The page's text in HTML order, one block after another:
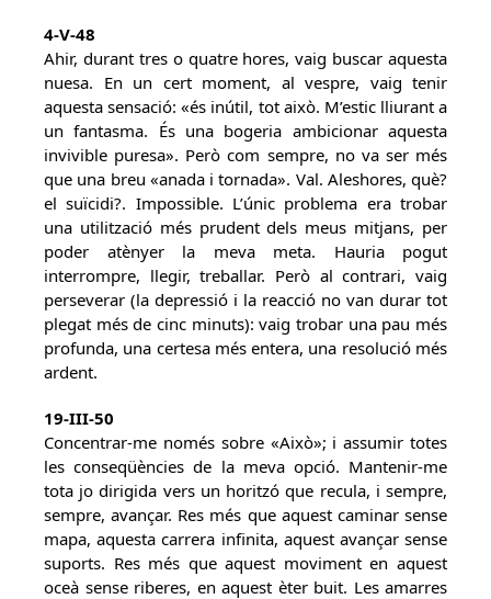
4-V-48
Ahir, durant tres o quatre hores, vaig buscar aquesta
nuesa. En un cert moment, al vespre, vaig tenir
aquesta sensació: «és inútil, tot això. M’estic lliurant a
un fantasma. És una bogeria ambicionar aquesta
invivible puresa». Però com sempre, no va ser més
que una breu «anada i tornada». Val. Aleshores, què?
el suïcidi?. Impossible. L’únic problema era trobar
una utilització més prudent dels meus mitjans, per
poder atènyer la meva meta. Hauria pogut
interrompre, llegir, treballar. Però al contrari, vaig
perseverar (la depressió i la reacció no van durar tot
plegat més de cinc minuts): vaig trobar una pau més
profunda, una certesa més entera, una resolució més
ardent.
19-III-50
Concentrar-me només sobre «Això»; i assumir totes
les conseqüències de la meva opció. Mantenir-me
tota jo dirigida vers un horitzó que recula, i sempre,
sempre, avançar. Res més que aquest caminar sense
mapa, aquesta carrera infinita, aquest avançar sense
suports. Res més que aquest moviment en aquest
oceà sense riberes, en aquest èter buit. Les amarres